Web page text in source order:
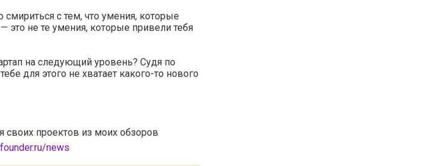
с тем, что умения, которые
это не те умения, которые привели тебя
на следующий уровень? Судя по
для этого не хватает какого-то нового
своих проектов из моих обзоров
news